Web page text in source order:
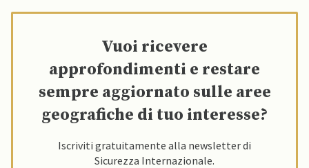
Vuoi ricevere
approfondimenti e restare
sempre aggiornato sulle aree
geografiche di tuo interesse?
Iscriviti gratuitamente alla newsletter di
Sicurezza Internazionale.